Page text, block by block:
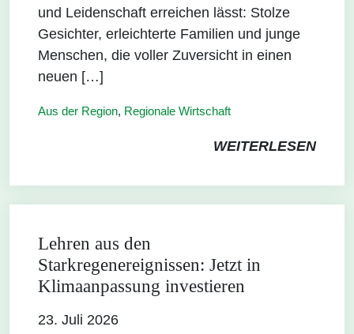
und Leidenschaft erreichen lässt: Stolze
Gesichter, erleichterte Familien und junge
Menschen, die voller Zuversicht in einen
neuen […]
Aus der Region, Regionale Wirtschaft
WEITERLESEN
Lehren aus den
Starkregenereignissen: Jetzt in
Klimaanpassung investieren
23. Juli 2026